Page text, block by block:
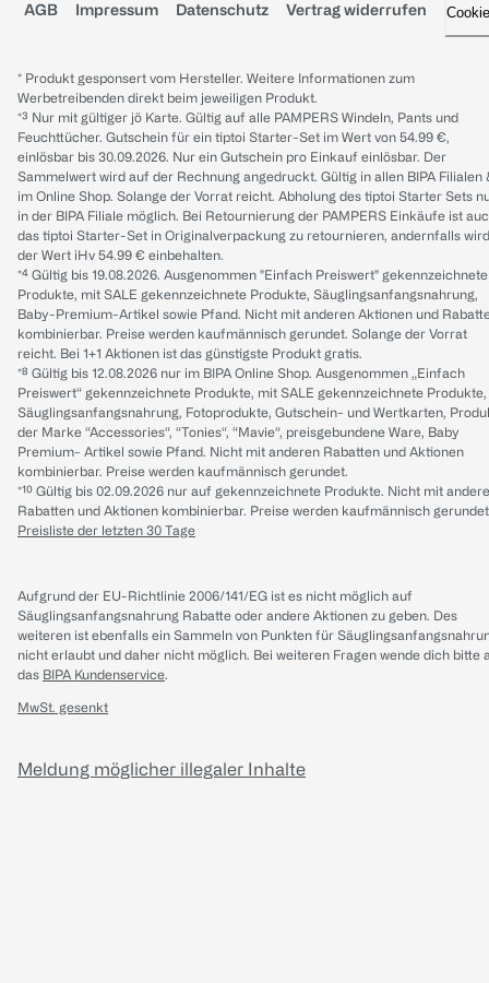
AGB Impressum Datenschutz Vertrag widerrufen
* Produkt gesponsert vom Hersteller. Weitere Informationen zum
Werbetreibenden direkt beim jeweiligen Produkt.
*³ Nur mit gültiger jö Karte. Gültig auf alle PAMPERS Windeln, Pants und
Feuchttücher. Gutschein für ein tiptoi Starter-Set im Wert von 54.99 €,
einlösbar bis 30.09.2026. Nur ein Gutschein pro Einkauf einlösbar. Der
Sammelwert wird auf der Rechnung angedruckt. Gültig in allen BIPA Filialen
im Online Shop. Solange der Vorrat reicht. Abholung des tiptoi Starter Sets
in der BIPA Filiale möglich. Bei Retournierung der PAMPERS Einkäufe ist
das tiptoi Starter-Set in Originalverpackung zu retournieren, andernfalls wird
der Wert iHv 54.99 € einbehalten.
*⁴ Gültig bis 19.08.2026. Ausgenommen "Einfach Preiswert" gekennzeichnete
Produkte, mit SALE gekennzeichnete Produkte, Säuglingsanfangsnahrung,
Baby-Premium-Artikel sowie Pfand. Nicht mit anderen Aktionen und
kombinierbar. Preise werden kaufmännisch gerundet. Solange der Vorrat
reicht. Bei 1+1 Aktionen ist das günstigste Produkt gratis.
*⁸ Gültig bis 12.08.2026 nur im BIPA Online Shop. Ausgenommen „Einfach
Preiswert“ gekennzeichnete Produkte, mit SALE gekennzeichnete Produkte,
Säuglingsanfangsnahrung, Fotoprodukte, Gutschein- und Wertkarten,
der Marke “Accessories“, “Tonies“, “Mavie“, preisgebundene Ware, Baby
Premium- Artikel sowie Pfand. Nicht mit anderen Rabatten und Aktionen
kombinierbar. Preise werden kaufmännisch gerundet.
*¹⁰ Gültig bis 02.09.2026 nur auf gekennzeichnete Produkte. Nicht mit
Rabatten und Aktionen kombinierbar. Preise werden kaufmännisch
Preisliste der letzten 30 Tage
Aufgrund der EU-Richtlinie 2006/141/EG ist es nicht möglich auf
Säuglingsanfangsnahrung Rabatte oder andere Aktionen zu geben. Des
weiteren ist ebenfalls ein Sammeln von Punkten für
nicht erlaubt und daher nicht möglich. Bei weiteren Fragen wende dich bitte
das BIPA Kundenservice.
MwSt. gesenkt
Meldung möglicher illegaler Inhalte